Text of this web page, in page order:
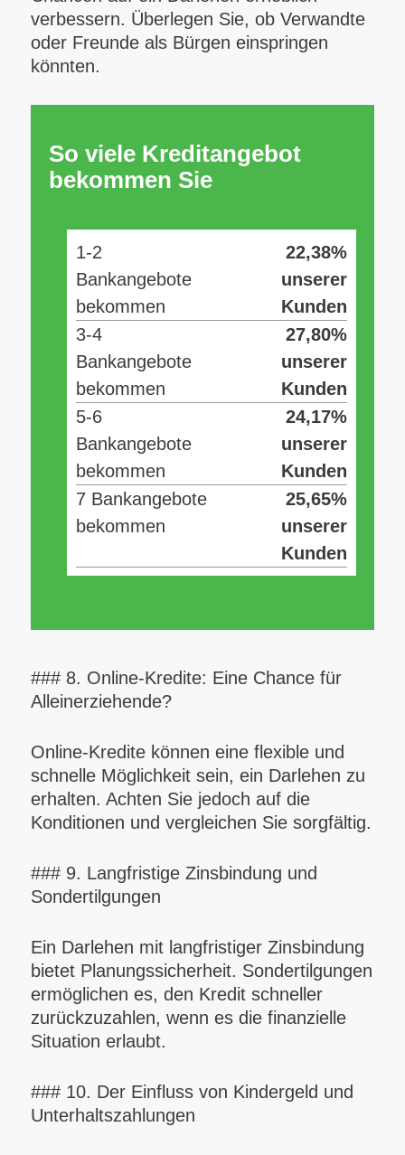
verbessern. Überlegen Sie, ob Verwandte
oder Freunde als Bürgen einspringen
könnten.
So viele Kreditangebot
bekommen Sie
1-2
Bankangebote
bekommen
22,38%
unserer
Kunden
3-4
Bankangebote
bekommen
27,80%
unserer
Kunden
5-6
Bankangebote
bekommen
24,17%
unserer
Kunden
7 Bankangebote
bekommen
25,65%
unserer
Kunden
### 8. Online-Kredite: Eine Chance für
Alleinerziehende?
Online-Kredite können eine flexible und
schnelle Möglichkeit sein, ein Darlehen zu
erhalten. Achten Sie jedoch auf die
Konditionen und vergleichen Sie sorgfältig.
### 9. Langfristige Zinsbindung und
Sondertilgungen
Ein Darlehen mit langfristiger Zinsbindung
bietet Planungssicherheit. Sondertilgungen
ermöglichen es, den Kredit schneller
zurückzuzahlen, wenn es die finanzielle
Situation erlaubt.
### 10. Der Einfluss von Kindergeld und
Unterhaltszahlungen